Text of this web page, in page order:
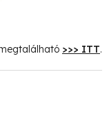
>>> ITT.